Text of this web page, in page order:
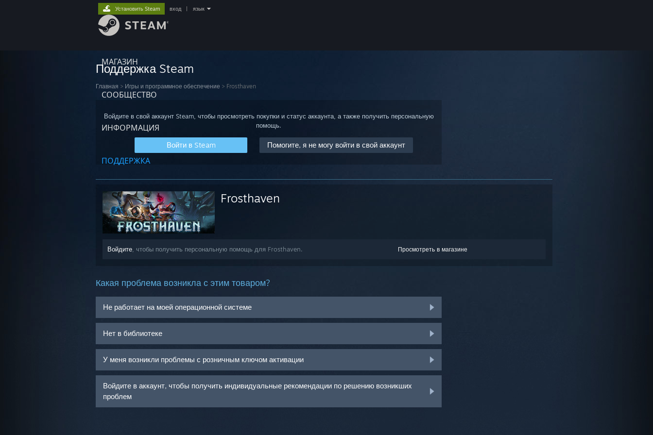
МАГАЗИН
СООБЩЕСТВО
ИНФОРМАЦИЯ
ПОДДЕРЖКА
Установить Steam вход язык
Поддержка Steam
Главная > Игры и программное обеспечение > Frosthaven
Войдите в свой аккаунт Steam, чтобы просмотреть покупки и статус аккаунта, а также получить персональную
помощь.
Войти в Steam Помогите, я не могу войти в свой аккаунт
Frosthaven
Просмотреть в магазине
Войдите , чтобы получить персональную помощь для Frosthaven.
Какая проблема возникла с этим товаром?
Не работает на моей операционной системе
Нет в библиотеке
У меня возникли проблемы с розничным ключом активации
Войдите в аккаунт, чтобы получить индивидуальные рекомендации по решению возникших
проблем